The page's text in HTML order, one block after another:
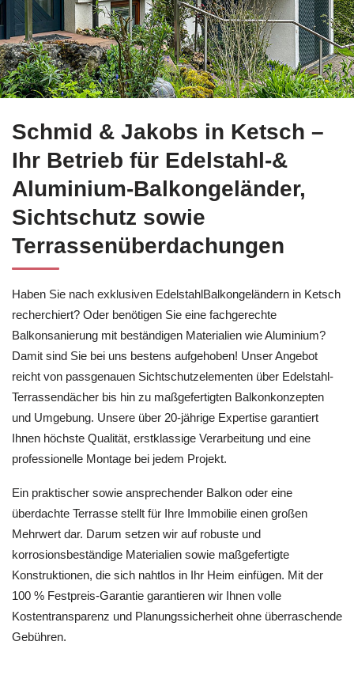
Schmid & Jakobs in Ketsch –
Ihr Betrieb für Edelstahl-&
Aluminium-Balkongeländer,
Sichtschutz sowie
Terrassenüberdachungen
Haben Sie nach exklusiven EdelstahlBalkongeländern in Ketsch
recherchiert? Oder benötigen Sie eine fachgerechte
Balkonsanierung mit beständigen Materialien wie Aluminium?
Damit sind Sie bei uns bestens aufgehoben! Unser Angebot
reicht von passgenauen Sichtschutzelementen über Edelstahl-
Terrassendächer bis hin zu maßgefertigten Balkonkonzepten
und Umgebung. Unsere über 20-jährige Expertise garantiert
Ihnen höchste Qualität, erstklassige Verarbeitung und eine
professionelle Montage bei jedem Projekt.
Ein praktischer sowie ansprechender Balkon oder eine
überdachte Terrasse stellt für Ihre Immobilie einen großen
Mehrwert dar. Darum setzen wir auf robuste und
korrosionsbeständige Materialien sowie maßgefertigte
Konstruktionen, die sich nahtlos in Ihr Heim einfügen. Mit der
100 % Festpreis-Garantie garantieren wir Ihnen volle
Kostentransparenz und Planungssicherheit ohne überraschende
Gebühren.